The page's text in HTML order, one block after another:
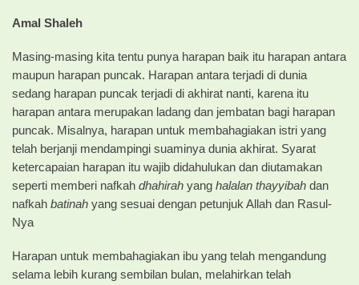
Amal Shaleh
Masing-masing kita tentu punya harapan baik itu harapan antara
maupun harapan puncak. Harapan antara terjadi di dunia
sedang harapan puncak terjadi di akhirat nanti, karena itu
harapan antara merupakan ladang dan jembatan bagi harapan
puncak. Misalnya, harapan untuk membahagiakan istri yang
telah berjanji mendampingi suaminya dunia akhirat. Syarat
ketercapaian harapan itu wajib didahulukan dan diutamakan
seperti memberi nafkah dhahirah yang halalan thayyibah dan
nafkah batinah yang sesuai dengan petunjuk Allah dan Rasul-
Nya
Harapan untuk membahagiakan ibu yang telah mengandung
selama lebih kurang sembilan bulan, melahirkan telah